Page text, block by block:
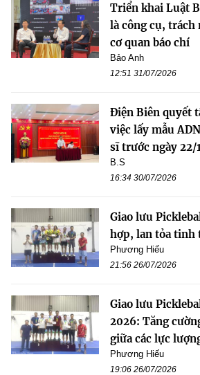
Triển khai Luật
là công cụ,
cơ quan báo chí
Bảo Anh
12:51 31/07/2026
Điện Biên quyết
việc lấy mẫu
sĩ trước ngày 22/
B.S
16:34 30/07/2026
Giao lưu
hợp, lan tỏa tinh
Phương Hiếu
21:56 26/07/2026
Giao lưu
2026: Tăng
giữa các lực
Phương Hiếu
19:06 26/07/2026